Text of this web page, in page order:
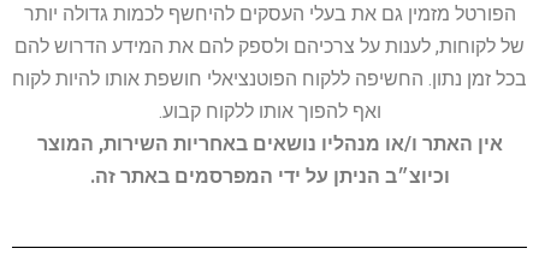
הפורטל מזמין גם את בעלי העסקים להיחשף לכמות גדולה יותר
של לקוחות, לענות על צרכיהם ולספק להם את המידע הדרוש להם
בכל זמן נתון. החשיפה ללקוח הפוטנציאלי חושפת אותו להיות לקוח
ואף להפוך אותו ללקוח קבוע.
אין האתר ו/או מנהליו נושאים באחריות השירות, המוצר
וכיוצ״ב הניתן על ידי המפרסמים באתר זה.